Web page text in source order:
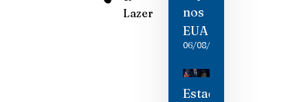
Lazer
nos
EUA
06/08/2026
Estados